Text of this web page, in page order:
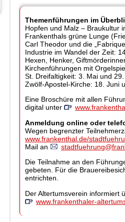
Themenführungen im
Hopfen und Malz – Braukultur
Frankenthals grüne Lunge
Carl Theodor und die
Industrie im Wandel der Zeit:
Hexen, Henker,
Kirchenführungen mit
St. Dreifaltigkeit: 3. Mai und
Zwölf-Apostel-Kirche: 18. Juni
Eine Broschüre mit allen
digital unter
Anmeldung online oder
Wegen begrenzter
www.frankenthal.de/
Mail an
Die Teilnahme an den
gebeten. Für die
entrichten.
Der Altertumsverein informiert
www.frankenthaler-